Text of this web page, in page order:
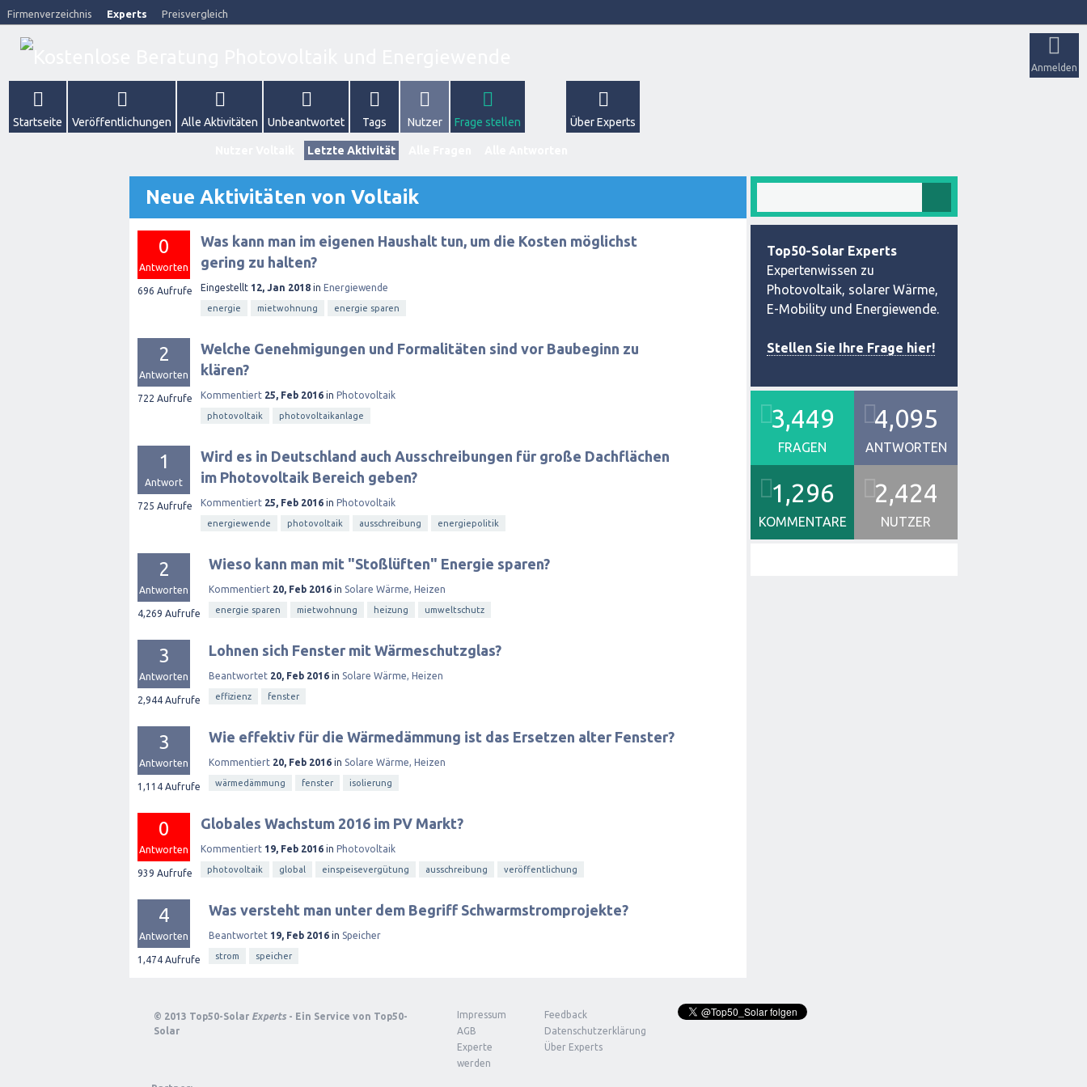
Firmenverzeichnis Experts Preisvergleich
Anmelden
Startseite Veröffentlichungen Alle Aktivitäten Unbeantwortet Tags Nutzer Frage stellen Über Experts
Letzte Aktivität
Neue Aktivitäten von Voltaik
0
Antworten
696 Aufrufe
Was kann man im eigenen Haushalt tun, um die Kosten möglichst
gering zu halten?
Eingestellt 12, Jan 2018 in Energiewende
energie mietwohnung energie sparen
2
Antworten
722 Aufrufe
Welche Genehmigungen und Formalitäten sind vor Baubeginn zu
klären?
Kommentiert 25, Feb 2016 in Photovoltaik
photovoltaik photovoltaikanlage
1
Antwort
725 Aufrufe
Wird es in Deutschland auch Ausschreibungen für große Dachflächen
im Photovoltaik Bereich geben?
Kommentiert 25, Feb 2016 in Photovoltaik
energiewende photovoltaik ausschreibung energiepolitik
2
Antworten
4,269 Aufrufe
Wieso kann man mit "Stoßlüften" Energie sparen?
Kommentiert 20, Feb 2016 in Solare Wärme, Heizen
energie sparen mietwohnung heizung umweltschutz
3
Antworten
2,944 Aufrufe
Lohnen sich Fenster mit Wärmeschutzglas?
Beantwortet 20, Feb 2016 in Solare Wärme, Heizen
effizienz fenster
3
Antworten
1,114 Aufrufe
Wie effektiv für die Wärmedämmung ist das Ersetzen alter Fenster?
Kommentiert 20, Feb 2016 in Solare Wärme, Heizen
wärmedämmung fenster isolierung
0
Antworten
939 Aufrufe
Globales Wachstum 2016 im PV Markt?
Kommentiert 19, Feb 2016 in Photovoltaik
photovoltaik global einspeisevergütung ausschreibung veröffentlichung
4
Antworten
1,474 Aufrufe
Was versteht man unter dem Begriff Schwarmstromprojekte?
Beantwortet 19, Feb 2016 in Speicher
strom speicher
Top50-Solar Experts
Expertenwissen zu
Photovoltaik, solarer Wärme,
E-Mobility und Energiewende.
Stellen Sie Ihre Frage hier!
3,449
FRAGEN
4,095
ANTWORTEN
1,296
KOMMENTARE
2,424
NUTZER
© 2013 Top50-Solar Experts - Ein Service von Top50-
Solar
Impressum
Feedback
AGB
Datenschutzerklärung
Experte
werden
Über Experts